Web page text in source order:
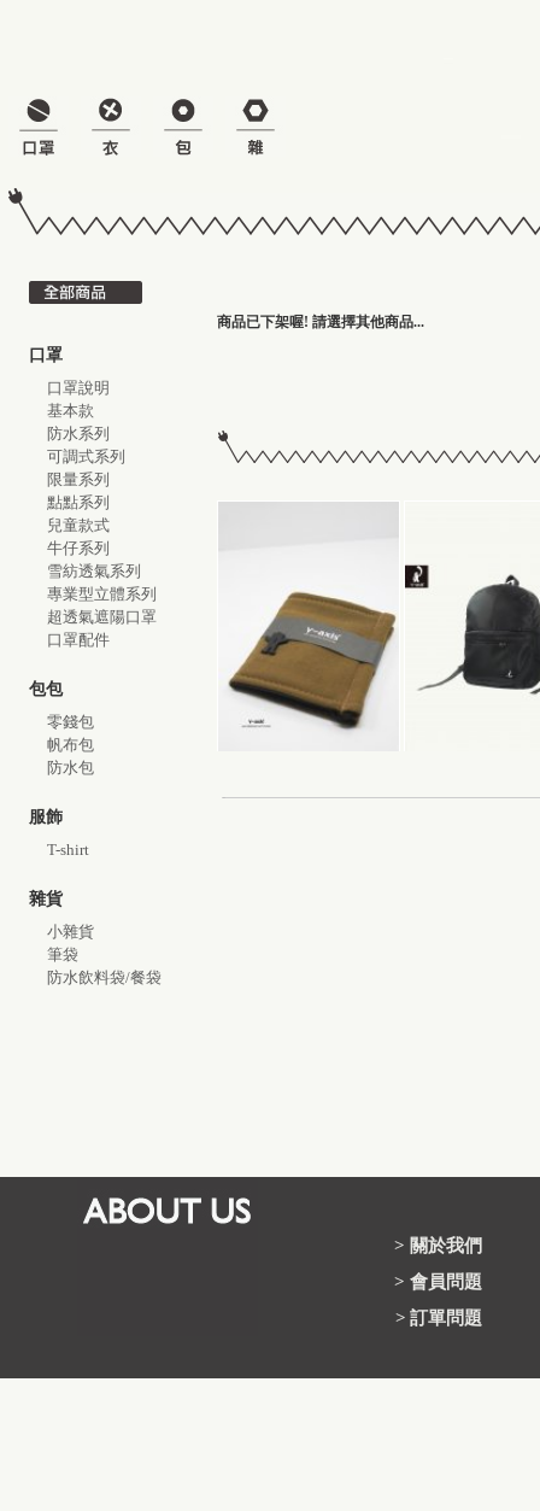
口罩
口罩說明
基本款
防水系列
可調式系列
限量系列
點點系列
兒童款式
牛仔系列
雪紡透氣系列
專業型立體系列
超透氣遮陽口罩
口罩配件
包包
零錢包
帆布包
防水包
服飾
T-shirt
雜貨
小雜貨
筆袋
防水飲料袋/餐袋
商品已下架喔! 請選擇其他商品...
> 關於我們
> 會員問題
> 訂單問題